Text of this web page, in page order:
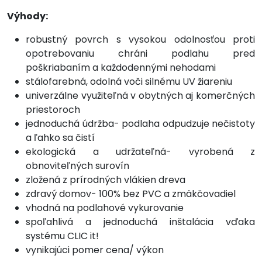
Výhody:
robustný povrch s vysokou odolnosťou proti
opotrebovaniu chráni podlahu pred
poškriabaním a každodennými nehodami
stálofarebná, odolná voči silnému UV žiareniu
univerzálne využiteľná v obytných aj komerčných
priestoroch
jednoduchá údržba- podlaha odpudzuje nečistoty
a ľahko sa čistí
ekologická a udržateľná- vyrobená z
obnoviteľných surovín
zložená z prírodných vlákien dreva
zdravý domov- 100% bez PVC a zmäkčovadiel
vhodná na podlahové vykurovanie
spoľahlivá a jednoduchá inštalácia vďaka
systému CLIC it!
vynikajúci pomer cena/ výkon